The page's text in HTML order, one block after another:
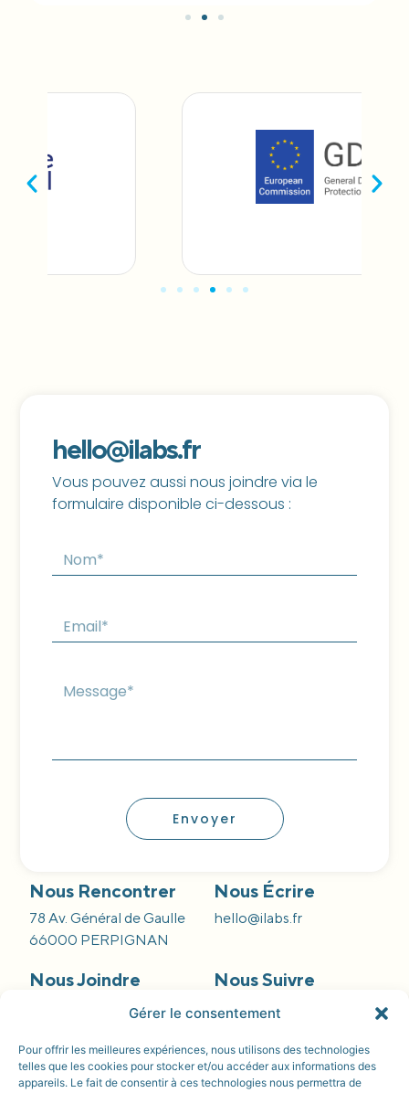
Gérer le consentement
Pour offrir les meilleures expériences, nous utilisons des technologies
telles que les cookies pour stocker et/ou accéder aux informations des
appareils. Le fait de consentir à ces technologies nous permettra de
hello@ilabs.fr
Vous pouvez aussi nous joindre via le
formulaire disponible ci-dessous :
Envoyer
Nous Rencontrer
78 Av. Général de Gaulle
66000 PERPIGNAN
Nous Écrire
hello@ilabs.fr
Nous Joindre Nous Suivre